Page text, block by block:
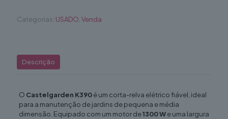
Categorias: USADO,Venda
Descrição
O Castelgarden K390é um corta-relva elétrico fiável, ideal
para a manutenção de jardins de pequena e média
dimensão. Equipado com um motor de1300 We uma largura